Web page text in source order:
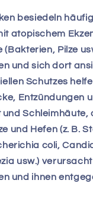
besiedeln
atopischem
(Bakterien, Pilze
und sich dort
Schutzes
Entzündungen
und Schleimhäute,
und Hefen (z. B.
coli,
usw.)
und ihnen